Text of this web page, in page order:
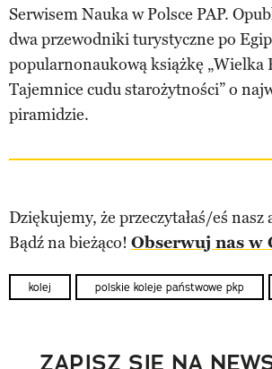
Serwisem Nauka w Polsce PAP.
dwa przewodniki turystyczne po
popularnonaukową książkę „Wielka
Tajemnice cudu starożytności” o
piramidzie.
Dziękujemy, że przeczytałaś/eś nasz
Bądź na bieżąco! Obserwuj nas w
kolej polskie koleje państwowe pkp